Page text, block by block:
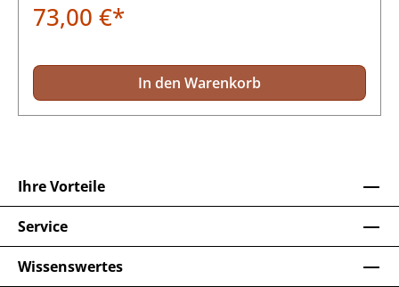
73,00 €*
In den Warenkorb
Ihre Vorteile
Service
Wissenswertes